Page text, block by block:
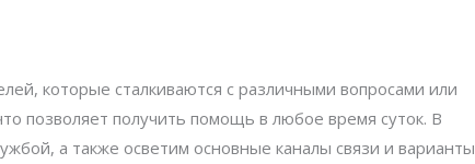
которые сталкиваются с различными вопросами или
позволяет получить помощь в любое время суток. В
а также осветим основные каналы связи и варианты